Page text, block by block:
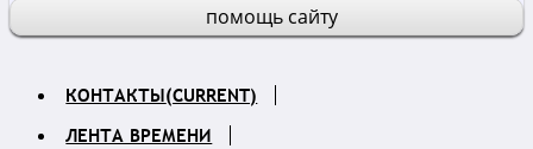
помощь сайту
КОНТАКТЫ (CURRENT)
ЛЕНТА ВРЕМЕНИ